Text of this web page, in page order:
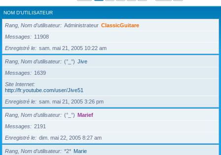
NOM D’UTILISATEUR
Rang, Nom d’utilisateur Administrateur ClassicGuitare
Messages
11908
Enregistré le
sam. mai 21, 2005 10:22 am
Rang, Nom d’utilisateur (°_°) Jive
Messages
1639
Site Internet
http://fr.youtube.com/user/Jive51
Enregistré le
sam. mai 21, 2005 3:26 pm
Rang, Nom d’utilisateur (°_°) Marief
Messages
2191
Enregistré le
dim. mai 22, 2005 8:27 am
Rang, Nom d’utilisateur *2* Marie